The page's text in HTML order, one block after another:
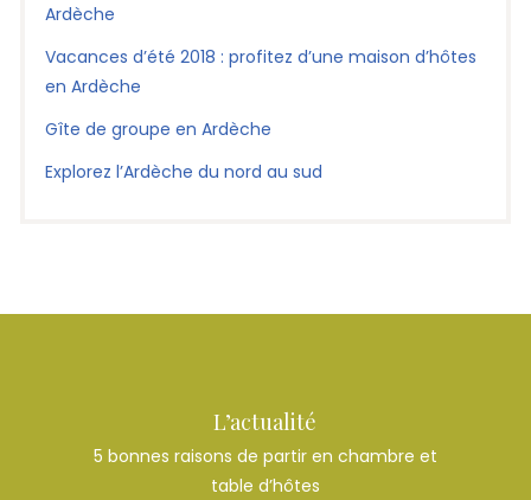
Ardèche
Vacances d’été 2018 : profitez d’une maison d’hôtes
en Ardèche
Gîte de groupe en Ardèche
Explorez l’Ardèche du nord au sud
L’actualité
5 bonnes raisons de partir en chambre et
table d’hôtes